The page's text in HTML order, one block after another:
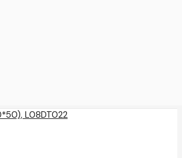
L08DT022